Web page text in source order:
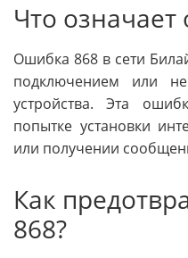
Что
Ошибка 868 в сети
подключением или
устройства. Эта
попытке установки
или получении
Как
868?